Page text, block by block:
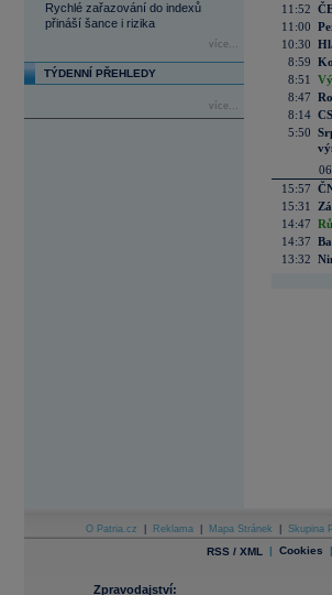
Rychlé zařazování do indexů
přináší šance i rizika
více...
TÝDENNÍ PŘEHLEDY
více...
11:52
11:00
10:30
8:59
8:51
8:47
8:14
5:50
15:57
15:31
14:47
14:37
13:32
O Patria.cz Reklama Mapa Stránek Skupina
RSS / XML | Cookies |
Zpravodajství: